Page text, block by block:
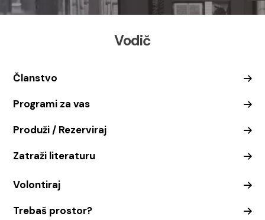
Vodič
Članstvo
Programi za vas
Produži / Rezerviraj
Zatraži literaturu
Volontiraj
Trebaš prostor?